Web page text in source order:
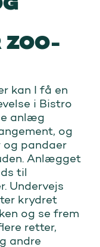
ZOO-
kan I få en
i Bistro
anlæg
og
og pandaer
Anlægget
til
Undervejs
krydret
og se frem
retter,
andre